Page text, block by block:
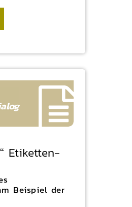
Etiketten-
Beispiel der